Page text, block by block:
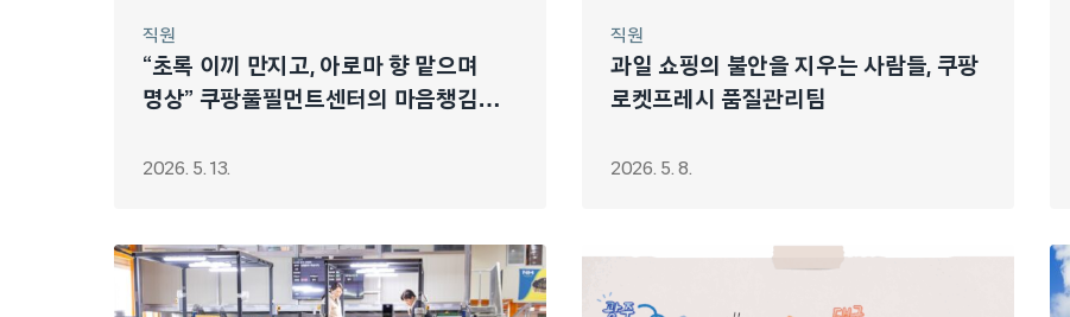
직원
“초록 이끼 만지고, 아로마 향 맡으며
명상” 쿠팡풀필먼트센터의 마음챙김
2026. 5. 13.
직원
과일 쇼핑의 불안을 지우는 사람들, 쿠팡
로켓프레시 품질관리팀
2026. 5. 8.